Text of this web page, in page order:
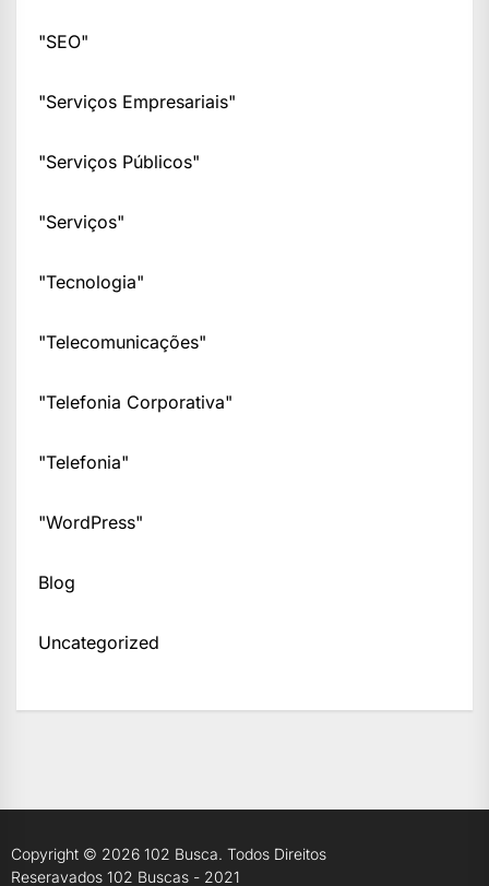
"SEO"
"Serviços Empresariais"
"Serviços Públicos"
"Serviços"
"Tecnologia"
"Telecomunicações"
"Telefonia Corporativa"
"Telefonia"
"WordPress"
Blog
Uncategorized
Copyright © 2026 102 Busca. Todos Direitos
Reseravados 102 Buscas - 2021